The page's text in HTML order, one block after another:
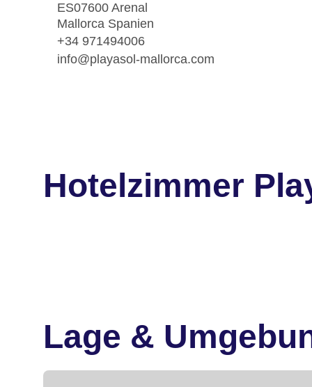
ES07600 Arenal
Mallorca Spanien
+34 971494006
info@playasol-mallorca.com
Hotelzimmer
Lage &